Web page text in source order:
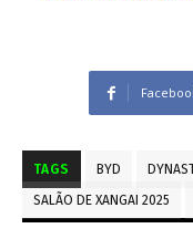
TAGS BYD
SALÃO DE XANGAI 2025